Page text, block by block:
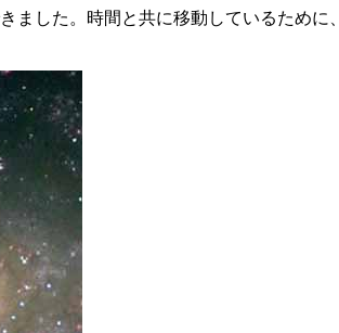
ました。時間と共に移動しているため